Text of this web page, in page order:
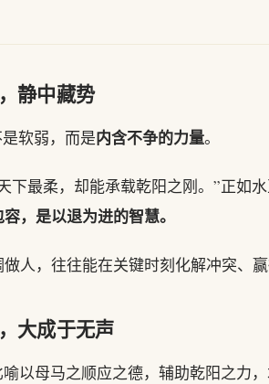
静中藏势
软弱，而是内含不争的力量。
下最柔，却能承载乾阳之刚。”正如
，是以退为进的智慧。
人，往往能在关键时刻化解冲突、赢
大成于无声
以母马之顺应之德，辅助乾阳之力，